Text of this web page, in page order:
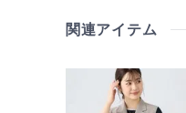
関連アイテム